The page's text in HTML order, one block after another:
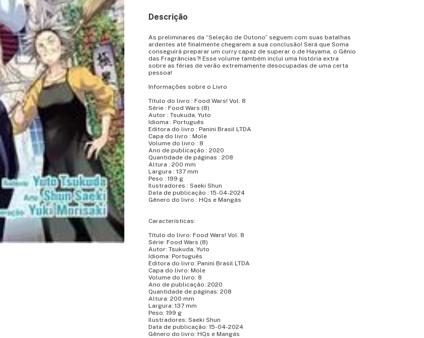
Descrição
As preliminares da “Seleção de Outono” seguem com suas batalhas
ardentes até finalmente chegarem a sua conclusão! Será que Soma
conseguirá preparar um curry capaz de superar o de Hayama, o Gênio
das Fragrâncias?! Esse volume também inclui uma história extra
sobre as férias de verão extremamente desocupadas de uma certa
pessoa!
Informações sobre o Livro
Título do livro : Food Wars! Vol. 8
Série : Food Wars (8)
Autor : Tsukuda, Yuto
Idioma : Português
Editora do livro : Panini Brasil LTDA
Capa do livro : Mole
Volume do livro : 8
Ano de publicação : 2020
Quantidade de páginas : 208
Altura : 200 mm
Largura : 137 mm
Peso : 199 g
Ilustradores : Saeki Shun
Data de publicação : 15-04-2024
Gênero do livro : HQs e Mangás
Características:
Título do livro: Food Wars! Vol. 8
Série: Food Wars (8)
Autor: Tsukuda, Yuto
Idioma: Português
Editora do livro: Panini Brasil LTDA
Capa do livro: Mole
Volume do livro: 8
Ano de publicação: 2020
Quantidade de páginas: 208
Altura: 200 mm
Largura: 137 mm
Peso: 199 g
Ilustradores: Saeki Shun
Data de publicação: 15-04-2024
Gênero do livro: HQs e Mangás